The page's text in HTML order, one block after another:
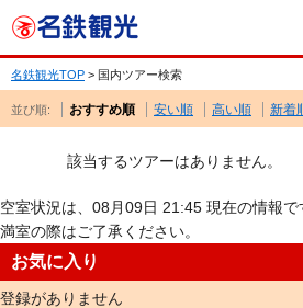
名鉄観光TOP > 国内ツアー検索
並び順: おすすめ順 安い順 高い順 新着
該当するツアーはありません。
空室状況は、08月09日 21:45 現在の情報で
満室の際はご了承ください。
お気に入り
登録がありません